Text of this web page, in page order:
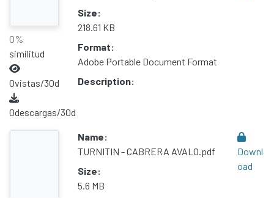
0%
similitud
0vistas/30d
0descargas/30d
Size:
218.61 KB
Format:
Adobe Portable Document Format
Description:
Name:
TURNITIN - CABRERA AVALO.pdf
Size:
5.6 MB
Downl
oad